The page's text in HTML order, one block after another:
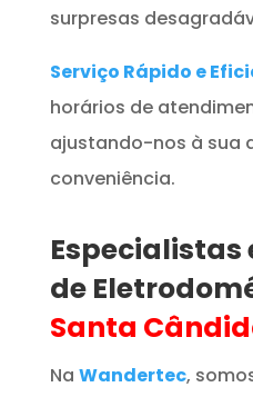
surpresas
Serviço Rápido e
horários de
ajustando-nos à sua
conveniência.
Especialistas
de
Santa
Na Wandertec,